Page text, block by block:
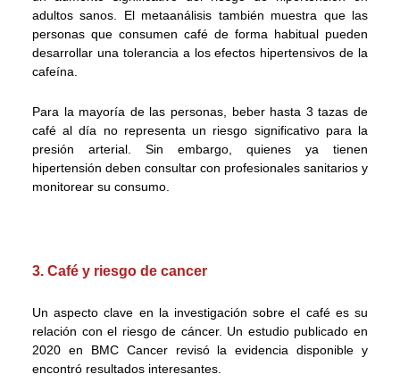
adultos sanos. El metaanálisis también muestra que las
personas que consumen café de forma habitual pueden
desarrollar una tolerancia a los efectos hipertensivos de la
cafeína.
Para la mayoría de las personas, beber hasta 3 tazas de
café al día no representa un riesgo significativo para la
presión arterial. Sin embargo, quienes ya tienen
hipertensión deben consultar con profesionales sanitarios y
monitorear su consumo.
3. Café y riesgo de cancer
Un aspecto clave en la investigación sobre el café es su
relación con el riesgo de cáncer. Un estudio publicado en
2020 en BMC Cancer revisó la evidencia disponible y
encontró resultados interesantes.